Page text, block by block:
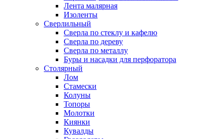
Лента малярная
Изоленты
Сверлильный
Сверла по стеклу и кафелю
Сверла по дереву
Сверла по металлу
Буры и насадки для перфоратора
Столярный
Лом
Стамески
Колуны
Топоры
Молотки
Киянки
Кувалды